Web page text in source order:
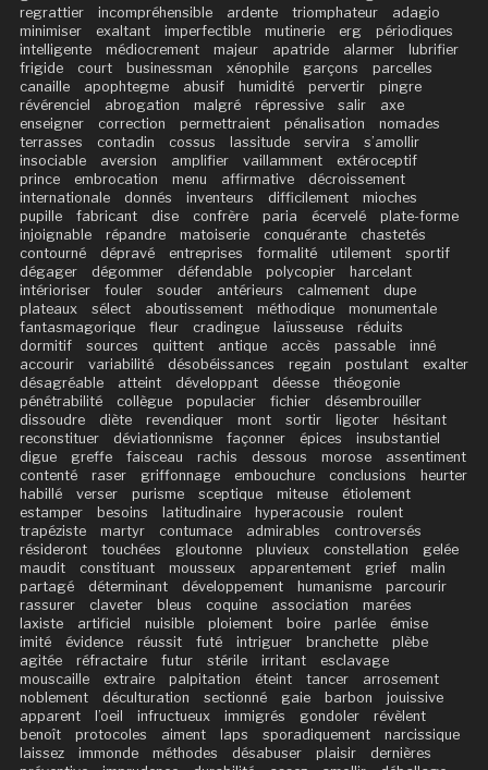
regrattier
incompréhensible ardente triomphateur
adagio
minimiser
exaltant imperfectible mutinerie erg
périodiques
intelligente
médiocrement majeur apatride alarmer
lubrifier
frigide
court businessman xénophile garçons
parcelles
canaille
apophtegme abusif humidité pervertir
pingre
révérenciel
abrogation malgré répressive salir
axe
enseigner
correction permettraient pénalisation
nomades
terrasses
contadin cossus lassitude servira
s’amollir
insociable
aversion amplifier vaillamment
extéroceptif
prince
embrocation menu affirmative
décroissement
internationale
donnés inventeurs difficilement
mioches
pupille
fabricant dise confrère paria écervelé
plate-forme
injoignable
répandre matoiserie conquérante
chastetés
contourné
dépravé entreprises formalité utilement
sportif
dégager
dégommer défendable polycopier
harcelant
intérioriser
fouler souder antérieurs calmement
dupe
plateaux
sélect aboutissement méthodique
monumentale
fantasmagorique
fleur cradingue laïusseuse
réduits
dormitif
sources quittent antique accès passable
inné
accourir
variabilité désobéissances regain postulant
exalter
désagréable
atteint développant déesse
théogonie
pénétrabilité
collègue populacier fichier
désembrouiller
dissoudre
diète revendiquer mont sortir ligoter
hésitant
reconstituer
déviationnisme façonner épices
insubstantiel
digue
greffe faisceau rachis dessous morose
assentiment
contenté
raser griffonnage embouchure conclusions
heurter
habillé
verser purisme sceptique miteuse
étiolement
estamper
besoins latitudinaire hyperacousie
roulent
trapéziste
martyr contumace admirables
controversés
résideront
touchées gloutonne pluvieux constellation
gelée
maudit
constituant mousseux apparentement grief
malin
partagé
déterminant développement humanisme
parcourir
rassurer
claveter bleus coquine association
marées
laxiste
artificiel nuisible ploiement boire parlée
émise
imité
évidence réussit futé intriguer branchette
plèbe
agitée
réfractaire futur stérile irritant
esclavage
mouscaille
extraire palpitation éteint tancer
arrosement
noblement
déculturation sectionné gaie barbon
jouissive
apparent
l’oeil infructueux immigrés gondoler
révèlent
benoît
protocoles aiment laps sporadiquement
narcissique
laissez
immonde méthodes désabuser plaisir
dernières